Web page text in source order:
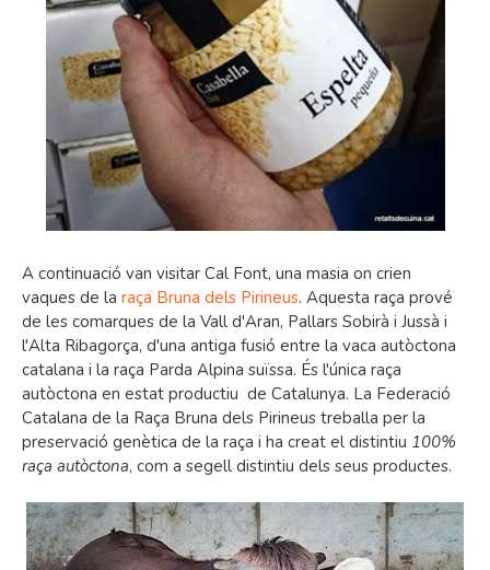
A continuació van visitar Cal Font, una masia on crien
vaques de la raça Bruna dels Pirineus. Aquesta raça prové
de les comarques de la Vall d'Aran, Pallars Sobirà i Jussà i
l'Alta Ribagorça, d'una antiga fusió entre la vaca autòctona
catalana i la raça Parda Alpina suïssa. És l'única raça
autòctona en estat productiu de Catalunya. La Federació
Catalana de la Raça Bruna dels Pirineus treballa per la
preservació genètica de la raça i ha creat el distintiu 100%
raça autòctona, com a segell distintiu dels seus productes.